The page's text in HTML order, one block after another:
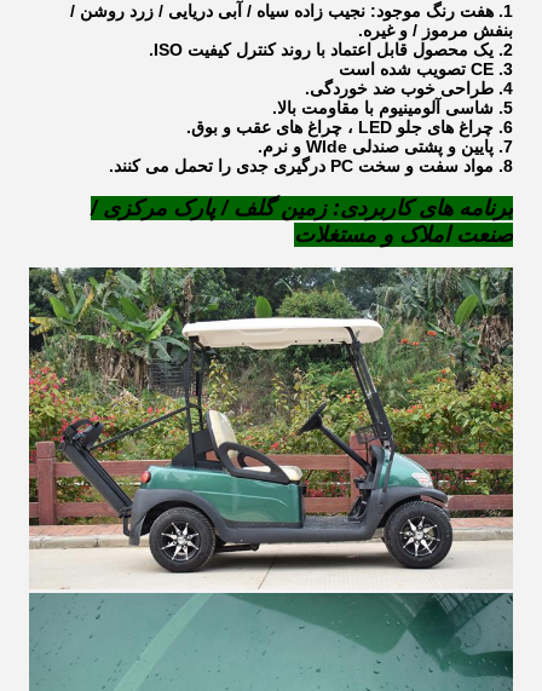
1. هفت رنگ موجود: نجیب زاده سیاه / آبی دریایی / زرد روشن /
بنفش مرموز / و غیره.
2. یک محصول قابل اعتماد با روند کنترل کیفیت ISO.
3. CE تصویب شده است
4. طراحی خوب ضد خوردگی.
5. شاسی آلومینیوم با مقاومت بالا.
6. چراغ های جلو LED ، چراغ های عقب و بوق.
7. پایین و پشتی صندلی WIde و نرم.
8. مواد سفت و سخت PC درگیری جدی را تحمل می کنند.
برنامه های کاربردی: زمین گلف / پارک مرکزی /
صنعت املاک و مستغلات